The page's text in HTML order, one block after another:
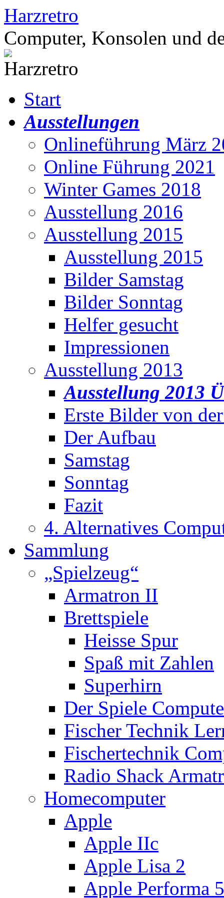
Zum
Inhalt
springen
Harzretro
Computer, Konsolen und
Start
Ausstellungen
Onlineführung März
Online Führung 2021
Winter Games 2018
Ausstellung 2016
Ausstellung 2015
Ausstellung 2015
Bilder Samstag
Bilder Sonntag
Helfer gesucht
Impressionen
Ausstellung 2013
Ausstellung 2013
Erste Bilder von
Der Aufbau
Samstag
Sonntag
Fazit
4. Alternatives
Sammlung
„Spielzeug“
Armatron II
Brettspiele
Heisse Spur
Spaß mit Zahlen
Superhirn
Der Spiele
Fischer Technik
Fischertechnik
Radio Shack
Homecomputer
Apple
Apple IIc
Apple Lisa 2
Apple Performa